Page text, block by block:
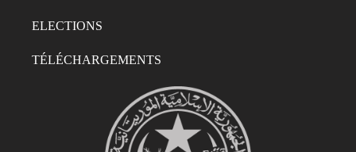
ELECTIONS
TÉLÉCHARGEMENTS